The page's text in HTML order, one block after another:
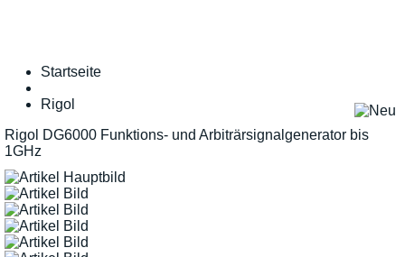
Startseite
Rigol
Rigol DG6000 Funktions- und Arbiträrsignalgenerator bis
1GHz